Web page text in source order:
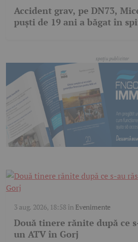
Accident grav, pe DN73,
puști de 19 ani a băgat în
3 aug. 2026, 18:58în Evenimente
Două tinere rănite după ce
un ATV în Gorj